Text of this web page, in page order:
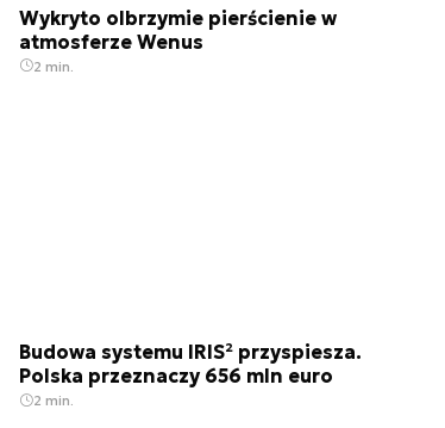
Wykryto olbrzymie pierścienie w
atmosferze Wenus
2 min.
Budowa systemu IRIS² przyspiesza.
Polska przeznaczy 656 mln euro
2 min.